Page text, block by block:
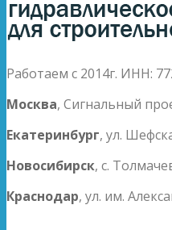
Работаем с 2014г. ИНН:
Москва, Сигнальный
Екатеринбург, ул.
Новосибирск, с.
Краснодар, ул. им.